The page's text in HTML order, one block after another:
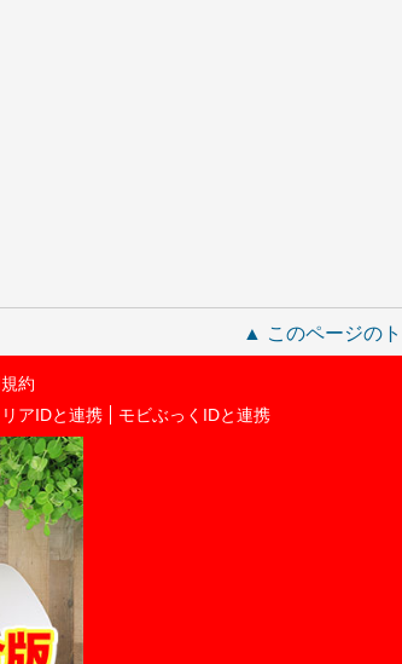
▲ このページの
約
アIDと連携 モビぶっくIDと連携